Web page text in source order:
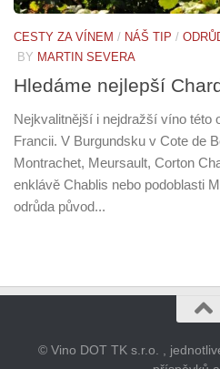
CESTY ZA VÍNEM / NÁŠ TIP /
BY MARTIN SEVERA
Hledáme nejlepší
Nejkvalitnější i nejdražší víno této
Francii. V Burgundsku v Cote de
Montrachet, Meursault, Corton
enklávě Chablis nebo podoblasti
odrůda původ...
© Vino DOT TK s.r.o. ,